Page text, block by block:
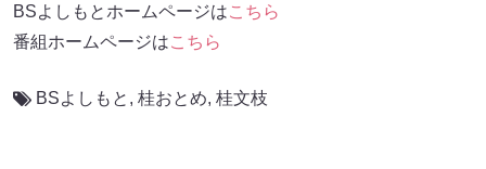
BSよしもとホームページはこちら
番組ホームページはこちら
BSよしもと , 桂おとめ, 桂文枝